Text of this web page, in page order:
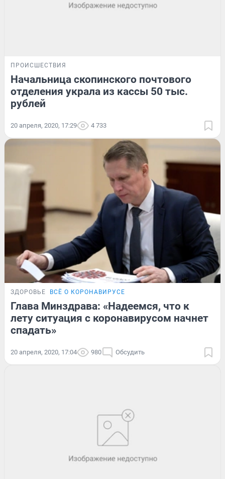
ПРОИСШЕСТВИЯ
Начальница скопинского почтового
отделения украла из кассы 50 тыс.
рублей
20 апреля, 2020, 17:29 4 733
ЗДОРОВЬЕ ВСЁ О КОРОНАВИРУСЕ
Глава Минздрава: «Надеемся, что к
лету ситуация с коронавирусом начнет
спадать»
20 апреля, 2020, 17:04 980 Обсудить